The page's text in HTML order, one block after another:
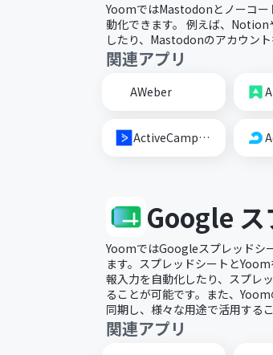
YoomではMastodonとノーコ
動化できます。 例えば、
したり、Mastodonのアカウン
関連アプリ
AWeber
ActiveCampaign
Google ス
YoomではGoogleスプレッドシ
ます。スプレッドシートと
報入力を自動化したり、スプレ
ることが可能です。また、
同期し、様々な用途で活用する
関連アプリ